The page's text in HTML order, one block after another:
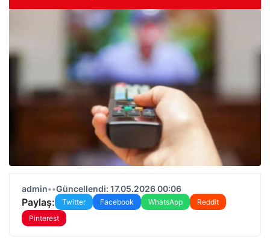
admin••Güncellendi: 17.05.2026 00:06
Paylaş: Twitter Facebook WhatsApp
Reddit
Pinterest